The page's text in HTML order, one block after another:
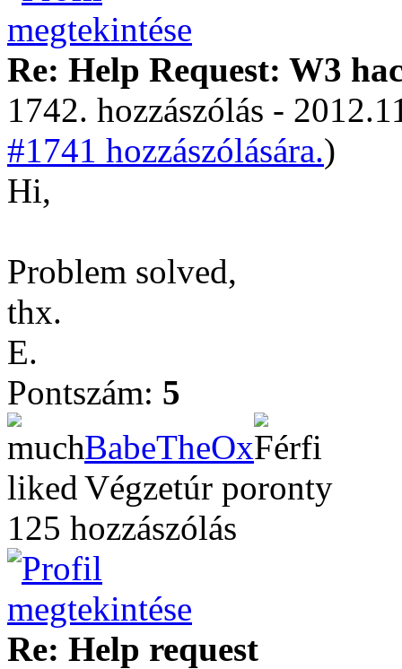
Re: Help Request: W3
1742. hozzászólás -
#1741 hozzászólására.)
Hi,
Problem solved,
thx.
E.
Pontszám: 5
BabeTheOx
Végzetúr poronty
125 hozzászólás
Re: Help request